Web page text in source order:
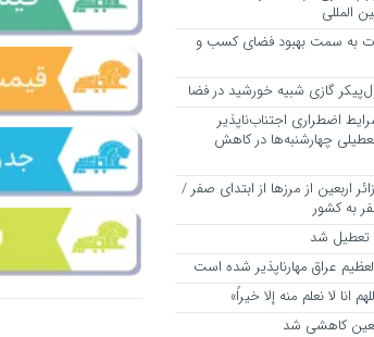
المللی
به سمت بهبود فضای کسب و
گازی شبیه خورشید در فضا
اضطراری اجتناب‌ناپذیر
چهارشنبه‌ها در کاهش
اربعین از مرزها از ابتدای صفر /
تعطیل شد
عراق مهارناپذیر شده است
انا لا نعلم منه إلا خیراً»
کاهشی شد